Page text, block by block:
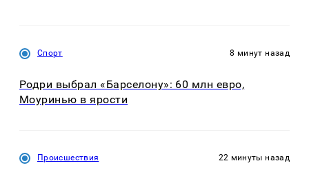
Спорт 8 минут назад
Родри выбрал «Барселону»: 60 млн евро,
Моуринью в ярости
Происшествия 22 минуты назад